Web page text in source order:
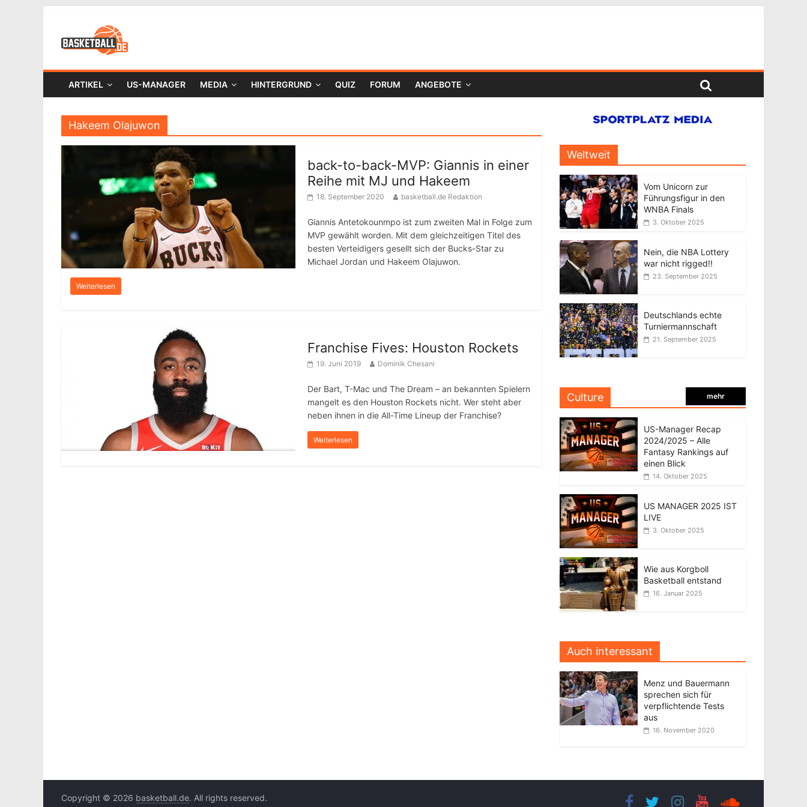
ARTIKEL US-MANAGER MEDIA HINTERGRUND QUIZ FORUM ANGEBOTE
Hakeem Olajuwon
back-to-back-MVP: Giannis in einer
Reihe mit MJ und Hakeem
18. September 2020 basketball.de Redaktion
Giannis Antetokounmpo ist zum zweiten Mal in Folge zum
MVP gewählt worden. Mit dem gleichzeitigen Titel des
besten Verteidigers gesellt sich der Bucks-Star zu
Michael Jordan und Hakeem Olajuwon.
Weiterlesen
Franchise Fives: Houston Rockets
19. Juni 2019 Dominik Chesani
Der Bart, T-Mac und The Dream – an bekannten Spielern
mangelt es den Houston Rockets nicht. Wer steht aber
neben ihnen in die All-Time Lineup der Franchise?
Weiterlesen
Weltweit
Vom Unicorn zur
Führungsfigur in den
WNBA Finals
3. Oktober 2025
Nein, die NBA Lottery
war nicht rigged!!
23. September 2025
Deutschlands echte
Turniermannschaft
21. September 2025
Culture mehr
US-Manager Recap
2024/2025 – Alle
Fantasy Rankings auf
einen Blick
14. Oktober 2025
US MANAGER 2025 IST
LIVE
3. Oktober 2025
Wie aus Korgboll
Basketball entstand
16. Januar 2025
Auch interessant
Menz und Bauermann
sprechen sich für
verpflichtende Tests
aus
16. November 2020
Copyright © 2026 basketball.de. All rights reserved.